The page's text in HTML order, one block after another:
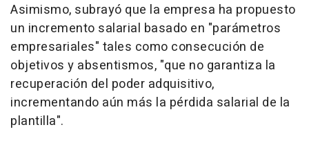
Asimismo, subrayó que la empresa ha propuesto
un incremento salarial basado en "parámetros
empresariales" tales como consecución de
objetivos y absentismos, "que no garantiza la
recuperación del poder adquisitivo,
incrementando aún más la pérdida salarial de la
plantilla".